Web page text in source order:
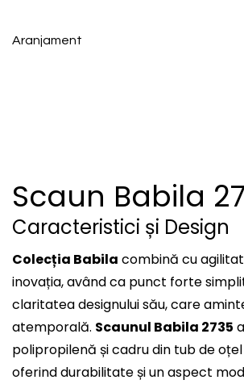
Aranjament
Scaun Babila
Caracteristici și Design
Colecția Babila combină cu
inovația, având ca punct forte
claritatea designului său, care
atemporală. Scaunul Babila 2735
polipropilenă și cadru din tub de
oferind durabilitate și un aspect